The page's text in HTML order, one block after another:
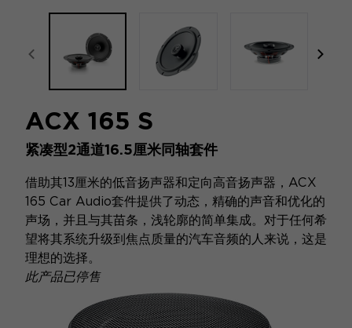
focal-naim-frontent::misc.prev_label
ACX 165 S
紧凑型2通道16.5厘米同轴套件
借助其13厘米的低音扬声器和定向高音扬声器，ACX
165 Car Audio套件提供了动态，精确的声音和优化的
声场，并且与其苗条，浅轮廓的简单集成。对于任何希
望将其系统升级到焦点质量的汽车音频的人来说，这是
理想的选择。
此产品已停售